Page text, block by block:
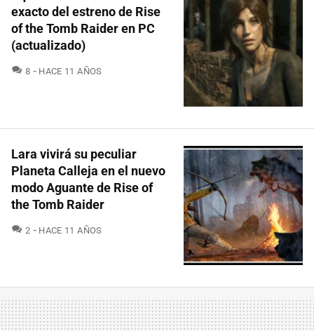
exacto del estreno de Rise
of the Tomb Raider en PC
(actualizado)
8 COMENTARIOS
HACE 11 AÑOS
Lara vivirá su peculiar
Planeta Calleja en el nuevo
modo Aguante de Rise of
the Tomb Raider
2 COMENTARIOS
HACE 11 AÑOS